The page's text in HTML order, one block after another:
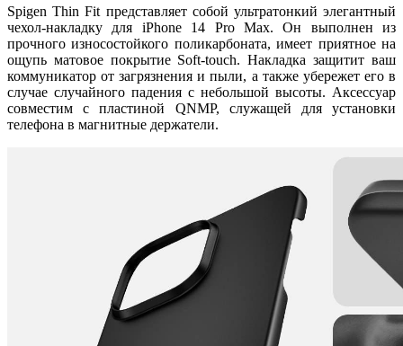
Spigen Thin Fit представляет собой ультратонкий элегантный
чехол-накладку для iPhone 14 Pro Max. Он выполнен из
прочного износостойкого поликарбоната, имеет приятное на
ощупь матовое покрытие Soft-touch. Накладка защитит ваш
коммуникатор от загрязнения и пыли, а также убережет его в
случае случайного падения с небольшой высоты. Аксессуар
совместим с пластиной QNMP, служащей для установки
телефона в магнитные держатели.